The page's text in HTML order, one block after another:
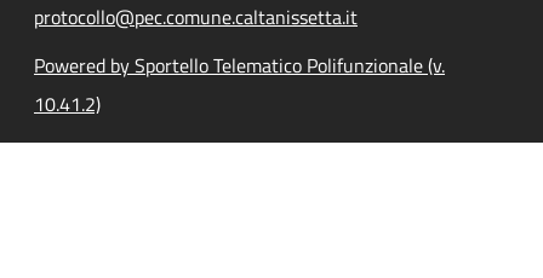
protocollo@pec.comune.caltanissetta.it
Powered by Sportello Telematico Polifunzionale (v.
10.41.2)